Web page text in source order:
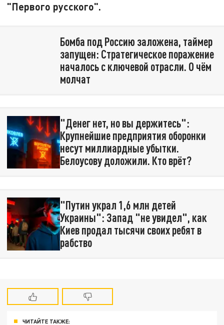
"Первого русского".
Бомба под Россию заложена, таймер
запущен: Стратегическое поражение
началось с ключевой отрасли. О чём
молчат
"Денег нет, но вы держитесь":
Крупнейшие предприятия оборонки
несут миллиардные убытки.
Белоусову доложили. Кто врёт?
"Путин украл 1,6 млн детей
Украины": Запад "не увидел", как
Киев продал тысячи своих ребят в
рабство
ЧИТАЙТЕ ТАКЖЕ: